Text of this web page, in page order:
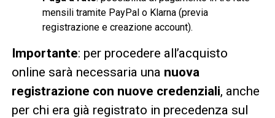
mensili tramite PayPal o Klarna (previa
registrazione e creazione account).
Importante: per procedere all’acquisto
online sarà necessaria una nuova
registrazione con nuove credenziali, anche
per chi era già registrato in precedenza sul